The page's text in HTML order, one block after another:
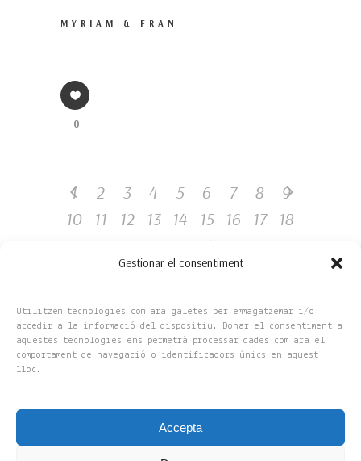
Gestionar el consentiment
Utilitzem tecnologies com ara galetes per emmagatzemar i/o
accedir a la informació del dispositiu. Donar el consentiment a
aquestes tecnologies ens permetrà processar dades com ara el
comportament de navegació o identificadors únics en aquest
lloc.
Accepta
MYRIAM & FRAN
0
1 2 3 4 5 6 7 8
9
10
11 12 13 14 15 16 17
18
19
20 21 22 23 24 25 26
Copyright 2025 © Flors Amelia, S.L